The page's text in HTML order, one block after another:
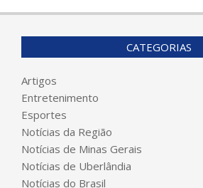
CATEGORIAS
Artigos
Entretenimento
Esportes
Notícias da Região
Notícias de Minas Gerais
Notícias de Uberlândia
Notícias do Brasil